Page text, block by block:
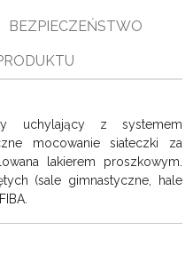
o
o
e
r
BEZPIECZEŃSTWO
uchylający z systemem
mocowanie siateczki za
lakierem proszkowym.
(sale gimnastyczne, hale